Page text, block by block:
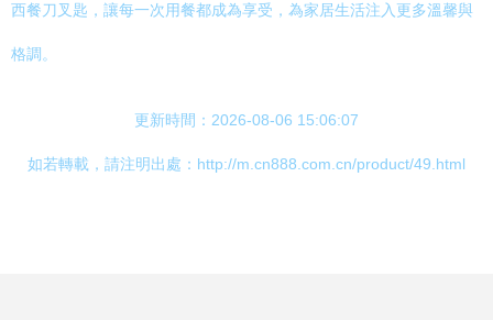
西餐刀叉匙，讓每一次用餐都成為享受，為家居生活注入更多溫馨與
格調。
更新時間：2026-08-06 15:06:07
如若轉載，請注明出處：http://m.cn888.com.cn/product/49.html